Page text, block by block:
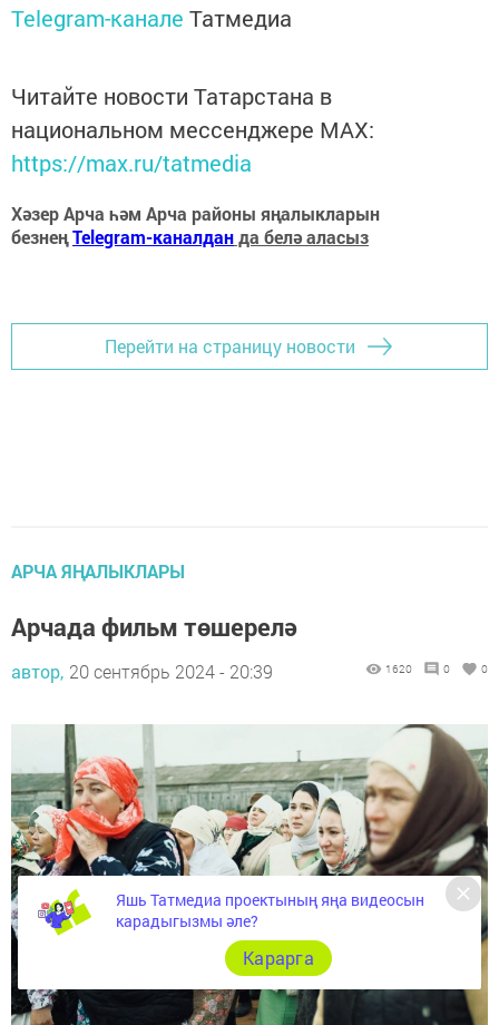
Telegram-канале Татмедиа
Читайте новости Татарстана в
национальном мессенджере MАХ:
https://max.ru/tatmedia
Хәзер Арча һәм Арча районы яңалыкларын
безнеңTelegram-каналданда белә аласыз
Перейти на страницу новости
АРЧА ЯҢАЛЫКЛАРЫ
Арчада фильм төшерелә
автор, 20 сентябрь 2024 - 20:39 1620 0 0
Яшь Татмедиа проектының яңа видеосын
карадыгызмы әле?
Карарга